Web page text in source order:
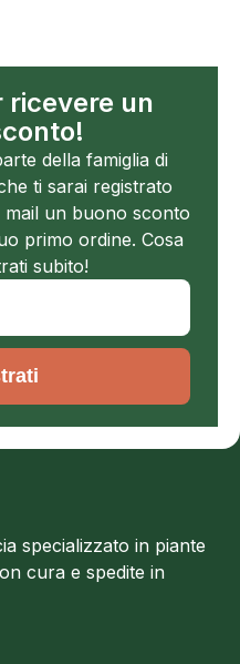
ricevere un
della famiglia di
ti sarai registrato
un buono sconto
primo ordine. Cosa
subito!
specializzato in piante
cura e spedite in